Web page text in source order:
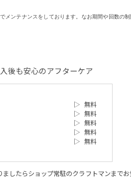
メンテナンスをしております。なお期間や回数の制
後も安心のアフターケア
▷
無料
▷
無料
▷
無料
▷
無料
▷ 無料
したらショップ常駐のクラフトマンまでお